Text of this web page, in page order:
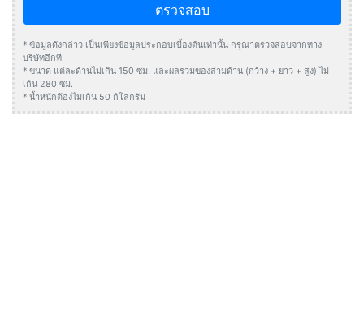
ตรวจสอบ
* ข้อมูลดังกล่าว เป็นเพียงข้อมูลประกอบเบื้องต้นเท่านั้น กรุณาตรวจสอบจากทาง
บริษัทอีกที
* ขนาด แต่ละด้านไม่เกิน 150 ซม. และผลรวมของสามด้าน (กว้าง + ยาว + สูง) ไม่
เกิน 280 ซม.
* น้ำหนักต้องไมเกิน 50 กิโลกรัม